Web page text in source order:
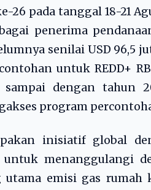
26 pada tanggal 18-21
penerima
senilai USD 96,5
untuk REDD+
sampai dengan tahun
program
inisiatif global
untuk menanggulangi
utama emisi gas rumah